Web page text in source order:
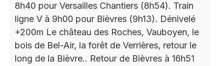
8h40 pour Versailles Chantiers (8h54). Train
ligne V à 9h00 pour Bièvres (9h13). Dénivelé
+200m Le château des Roches, Vauboyen, le
bois de Bel-Air, la forêt de Verrières, retour le
long de la Bièvre.. Retour de Bièvres à 16h51